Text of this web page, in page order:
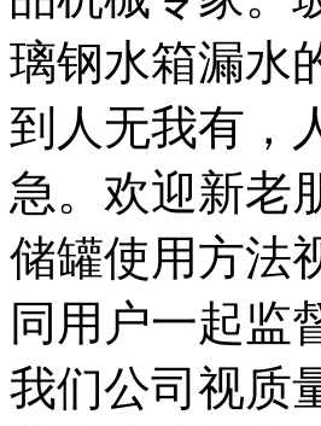
璃钢水箱漏水
到人无我有，
急。欢迎新老
储罐使用方法
同用户一起监
我们公司视质